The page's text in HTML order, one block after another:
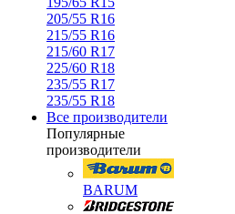
205/55 R16
215/55 R16
215/60 R17
225/60 R18
235/55 R17
235/55 R18
Все производители
Популярные
производители
BARUM